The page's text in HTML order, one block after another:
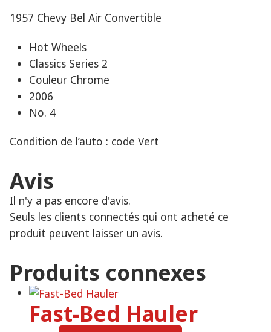
1957 Chevy Bel Air Convertible
Hot Wheels
Classics Series 2
Couleur Chrome
2006
No. 4
Condition de l’auto : code Vert
Avis
Il n'y a pas encore d'avis.
Seuls les clients connectés qui ont acheté ce
produit peuvent laisser un avis.
Produits connexes
Fast-Bed Hauler